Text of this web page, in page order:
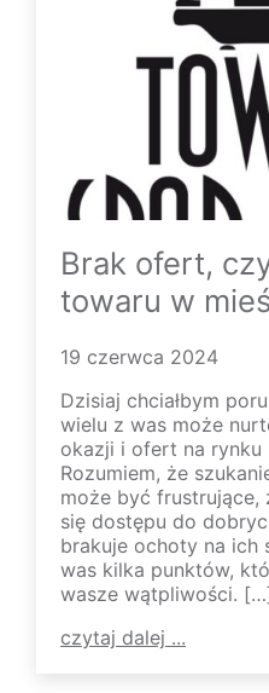
Brak ofert,
towaru w
19 czerwca 2024
Dzisiaj chciałbym
wielu z was może
okazji i ofert na rynku
Rozumiem, że
może być frustrujące,
się dostępu do
brakuje ochoty na ich
was kilka punktów,
wasze wątpliwości.
czytaj dalej ...